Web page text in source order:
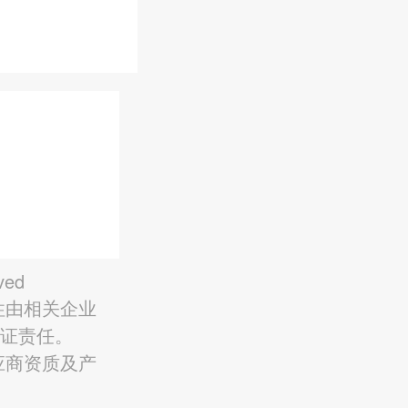
相关企业
责任。
资质及产